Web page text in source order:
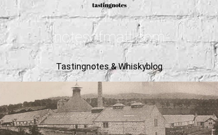
notesofmalt.com
Tastingnotes & Whiskyblog